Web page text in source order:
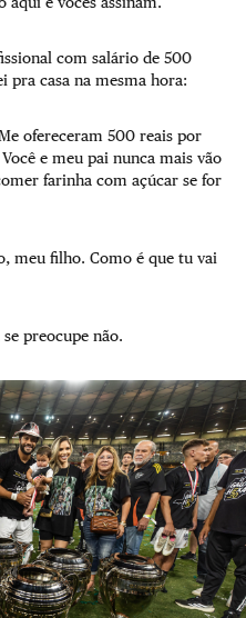
com salário de 500
pra casa na mesma hora:
ofereceram 500 reais por
e meu pai nunca mais vão
farinha com açúcar se for
meu filho. Como é que tu vai
preocupe não.